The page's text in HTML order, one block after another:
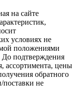
на сайте
условиях не
положениями
До подтверждения
ассортимента, цены
обратного
поставки не